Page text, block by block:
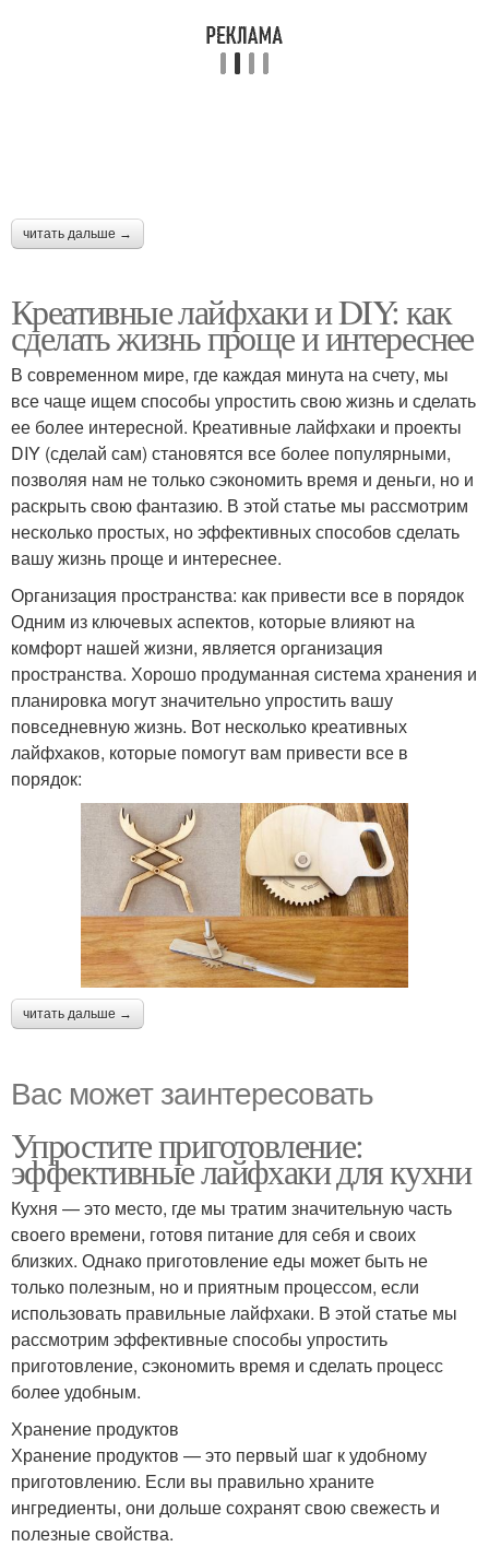
читать дальше →
Креативные лайфхаки и DIY: как
сделать жизнь проще и интереснее
В современном мире, где каждая минута на счету, мы
все чаще ищем способы упростить свою жизнь и сделать
ее более интересной. Креативные лайфхаки и проекты
DIY (сделай сам) становятся все более популярными,
позволяя нам не только сэкономить время и деньги, но и
раскрыть свою фантазию. В этой статье мы рассмотрим
несколько простых, но эффективных способов сделать
вашу жизнь проще и интереснее.
Организация пространства: как привести все в порядок
Одним из ключевых аспектов, которые влияют на
комфорт нашей жизни, является организация
пространства. Хорошо продуманная система хранения и
планировка могут значительно упростить вашу
повседневную жизнь. Вот несколько креативных
лайфхаков, которые помогут вам привести все в
порядок:
читать дальше →
Вас может заинтересовать
Упростите приготовление:
эффективные лайфхаки для кухни
Кухня — это место, где мы тратим значительную часть
своего времени, готовя питание для себя и своих
близких. Однако приготовление еды может быть не
только полезным, но и приятным процессом, если
использовать правильные лайфхаки. В этой статье мы
рассмотрим эффективные способы упростить
приготовление, сэкономить время и сделать процесс
более удобным.
Хранение продуктов
Хранение продуктов — это первый шаг к удобному
приготовлению. Если вы правильно храните
ингредиенты, они дольше сохранят свою свежесть и
полезные свойства.